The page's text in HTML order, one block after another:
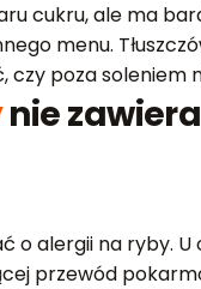
cukru, ale ma
menu.
poza soleniem
nie
o alergii na ryby.
przewód